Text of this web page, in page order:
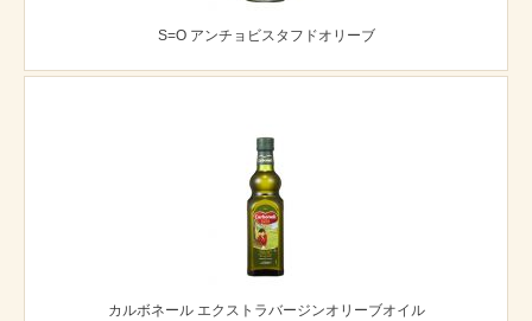
S=O アンチョビスタフドオリーブ
カルボネール エクストラバージンオリーブオイル